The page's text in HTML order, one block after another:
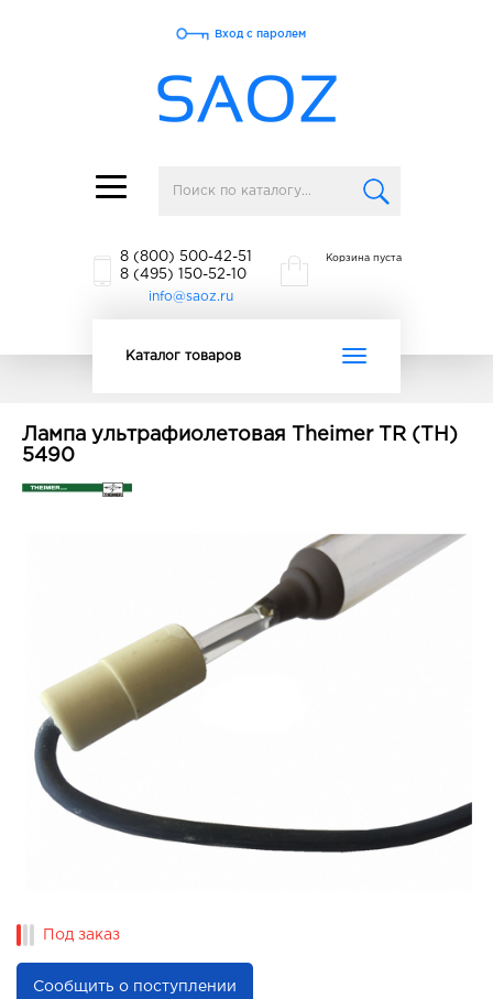
Toggle
navigation
Вход с паролем
8 (800) 500-42-51
8 (495) 150-52-10
info@saoz.ru
Корзина пуста
Toggle
Каталог товаров
Лампа ультрафиолетовая Theimer TR (TH)
5490
Под заказ
Сообщить о поступлении